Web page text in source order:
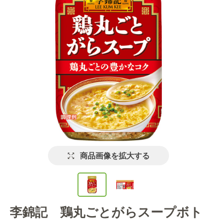
商品画像を拡大する
李錦記 鶏丸ごとがらスープボト